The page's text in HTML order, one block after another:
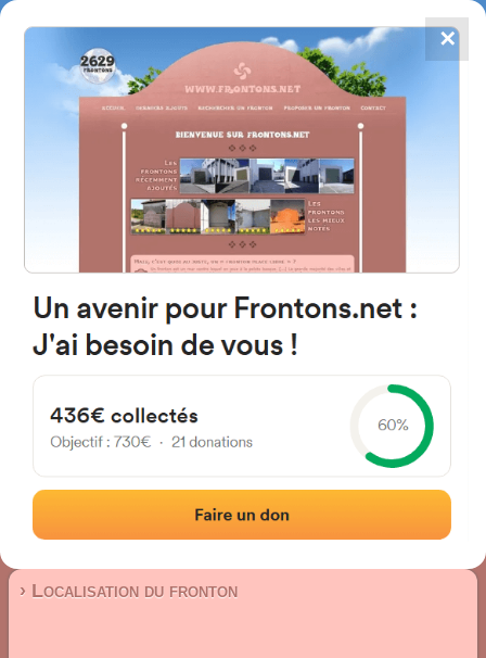
FRONTONS.NET
RECHERCHER UN FRONTON
PROPOSER UN FRONTON
4867
frontons
49706 Corrales del Vino,
Province de Zamora Espagne
Calle Peleas de Arrib
Fronton place libre
Localisation|Photos|Commentaires et avis
› Localisation du fronton
✕